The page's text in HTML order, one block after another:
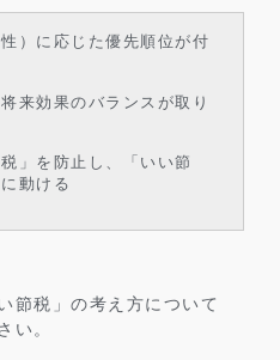
）に応じた優先順位が付
来効果のバランスが取り
」を防止し、「いい節
動ける
節税」の考え方について
い。